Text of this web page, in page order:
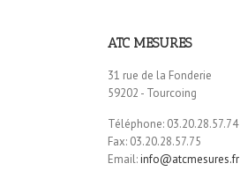
ATC MESURES
31 rue de la Fonderie
59202 - Tourcoing
Téléphone: 03.20.28.57.74
Fax: 03.20.28.57.75
Email:info@atcmesures.fr